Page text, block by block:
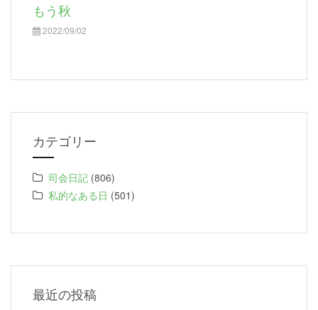
もう秋
2022/09/02
カテゴリー
司会日記 (806)
私的なある日 (501)
最近の投稿